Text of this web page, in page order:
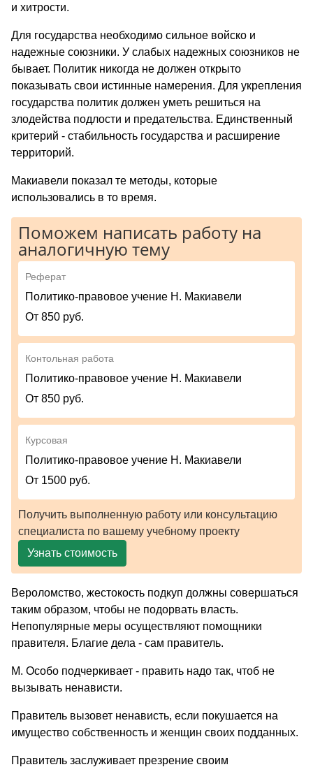
и хитрости.
Для государства необходимо сильное войско и
надежные союзники. У слабых надежных союзников не
бывает. Политик никогда не должен открыто
показывать свои истинные намерения. Для укрепления
государства политик должен уметь решиться на
злодейства подлости и предательства. Единственный
критерий - стабильность государства и расширение
территорий.
Макиавели показал те методы, которые
использовались в то время.
Поможем написать работу на
аналогичную тему
Реферат
Политико-правовое учение Н. Макиавели
От 850 руб.
Контольная работа
Политико-правовое учение Н. Макиавели
От 850 руб.
Курсовая
Политико-правовое учение Н. Макиавели
От 1500 руб.
Получить выполненную работу или консультацию
специалиста по вашему учебному проекту
Узнать стоимость
Вероломство, жестокость подкуп должны совершаться
таким образом, чтобы не подорвать власть.
Непопулярные меры осуществляют помощники
правителя. Благие дела - сам правитель.
М. Особо подчеркивает - править надо так, чтоб не
вызывать ненависти.
Правитель вызовет ненависть, если покушается на
имущество собственность и женщин своих подданных.
Правитель заслуживает презрение своим